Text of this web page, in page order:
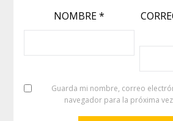
NOMBRE*
Guarda mi nombre, correo
navegador para la próxima